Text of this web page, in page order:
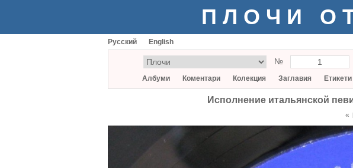
ПЛОЧИ
Русский English
№
Албуми Коментари Колекция Заглавия Етикети
Исполнение итальянской
«